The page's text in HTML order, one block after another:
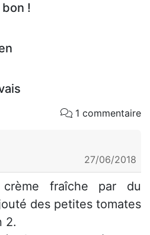
!
1 commentaire
27/06/2018
fraîche par du
des petites tomates
2.